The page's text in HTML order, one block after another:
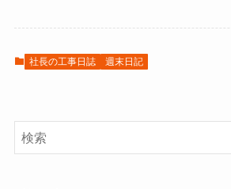
社長の工事日誌 週末日記